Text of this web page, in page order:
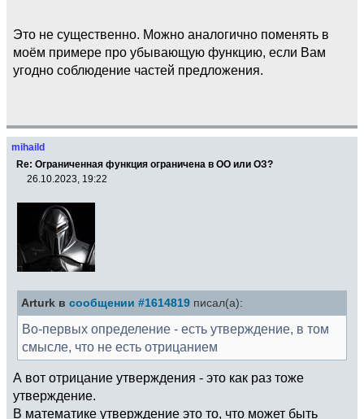
Это не существенно. Можно аналогично поменять в
моём примере про убывающую функцию, если Вам
угодно соблюдение частей предложения.
mihaild
Re: Ограниченная функция ограничена в ОО или ОЗ?
26.10.2023, 19:22
Arturk в сообщении #1614819 писал(а):
Во-первых определение - есть утверждение, в том
смысле, что не есть отрицанием
А вот отрицание утверждения - это как раз тоже
утверждение.
В математике утверждение это то, что может быть